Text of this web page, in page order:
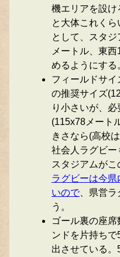
機エリアを設
と大体これく
として、スタ
メートル、東
めるようにする
フィールドサ
の推奨サイズ
り小さいが、
(115x78メート
きさなら(高校
社会人ラグビー
スタジアムがこ
ラグビーは今
いので、県営ラ
う。
ゴール裏の座
ンドを片持ち
出させている